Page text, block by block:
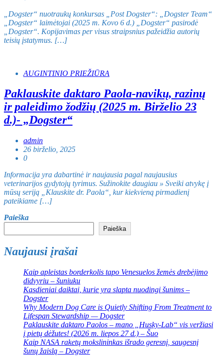
„Dogster“ nuotraukų konkursas „Post Dogster“: „Dogster Team“
„Dogster“ laimėtojai (2025 m. Kovo 6 d.) „Dogster“ pasirodė
„Dogster“. Kopijavimas per visus straipsnius pažeidžia autorių
teisių įstatymus. […]
AUGINTINIO PRIEŽIŪRA
Paklauskite daktaro Paola-navikų, razinų
ir paleidimo žodžių (2025 m. Birželio 23
d.)- „Dogster“
admin
26 birželio, 2025
0
Informacija yra dabartinė ir naujausia pagal naujausius
veterinarijos gydytojų tyrimus. Sužinokite daugiau » Sveiki atvykę į
mūsų seriją „Klauskite dr. Paola“, kur kiekvieną pirmadienį
pateikiame […]
Paieška
Paieška
Naujausi įrašai
Kaip apleistas borderkolis tapo Venesuelos žemės drebėjimo
didvyriu – šuniuku
Kasdieniai daiktai, kurie yra slapta nuodingi šunims –
Dogster
Why Modern Dog Care is Quietly Shifting From Treatment to
Lifespan Stewardship — Dogster
Paklauskite daktaro Paolos – mano „Husky-Lab“ vis veržiasi
į pietų dėžutes! (2026 m. liepos 27 d.) – Šuo
Kaip NASA raketų mokslininkas išrado geresnį, saugesnį
šunų žaislą – Dogster